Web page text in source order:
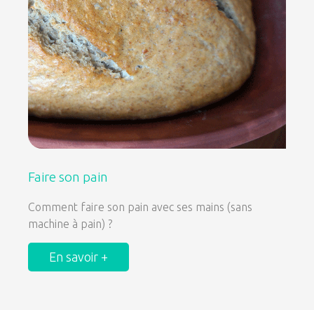
Faire son pain
Comment faire son pain avec ses mains (sans
machine à pain) ?
En savoir +